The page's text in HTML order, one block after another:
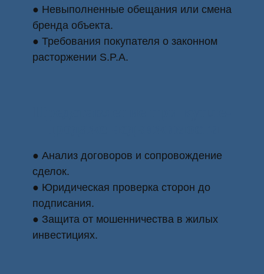
● Невыполненные обещания или смена
бренда объекта.
● Требования покупателя о законном
расторжении S.P.A.
● Анализ договоров и сопровождение
сделок.
● Юридическая проверка сторон до
подписания.
● Защита от мошенничества в жилых
инвестициях.